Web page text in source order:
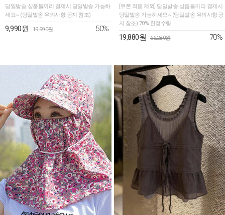
당일발송 상품들끼리 결제시 당일발송 가능하
세요~ (당일발송 유의사항 공지 참조)
9,990원 19,990원 50%
[쿠폰 적용 제외] 당일발송 상품들끼리 결제시
당일발송 가능하세요~ (당일발송 유의사항 공
지 참조) 70% 한정수량
19,880원 66,280원 70%